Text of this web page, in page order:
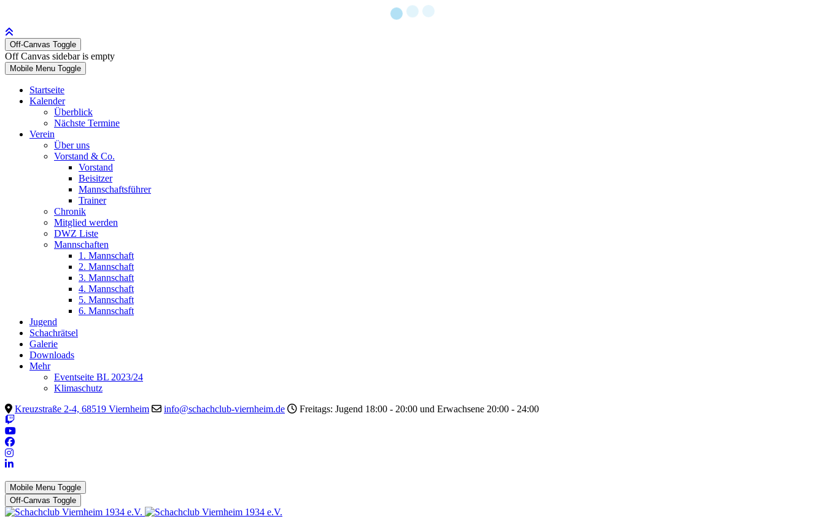
Off-Canvas Toggle
Off Canvas sidebar is empty
Mobile Menu Toggle
Startseite
Kalender
Überblick
Nächste Termine
Verein
Über uns
Vorstand & Co.
Vorstand
Beisitzer
Mannschaftsführer
Trainer
Chronik
Mitglied werden
DWZ Liste
Mannschaften
1. Mannschaft
2. Mannschaft
3. Mannschaft
4. Mannschaft
5. Mannschaft
6. Mannschaft
Jugend
Schachrätsel
Galerie
Downloads
Mehr
Eventseite BL 2023/24
Klimaschutz
Kreuzstraße 2-4, 68519 Viernheim
info@schachclub-viernheim.de Freitags: Jugend 18:00 - 20:00 und Erwachsene 20:00 - 24:00
Mobile Menu Toggle
Off-Canvas Toggle